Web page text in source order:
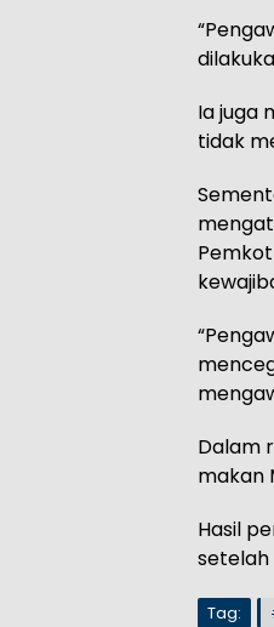
Ia juga
tidak
Dalam
makan
Hasil
Tag: